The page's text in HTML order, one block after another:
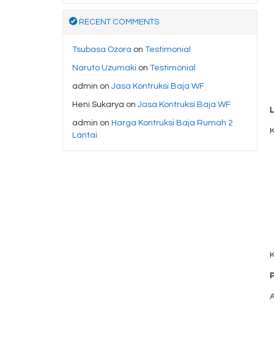
RECENT COMMENTS
Tsubasa Ozora on Testimonial
Naruto Uzumaki on Testimonial
admin on Jasa Kontruksi Baja WF
Heni Sukarya on Jasa Kontruksi Baja WF
admin on Harga Kontruksi Baja Rumah 2
Lantai